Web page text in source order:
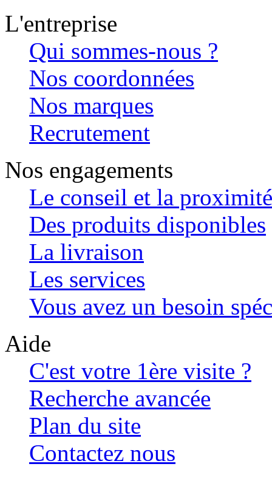
L'entreprise
Qui sommes-nous ?
Nos coordonnées
Nos marques
Recrutement
Nos engagements
Le conseil et la proximité
Des produits disponibles
La livraison
Les services
Vous avez un besoin
Aide
C'est votre 1ère visite ?
Recherche avancée
Plan du site
Contactez nous